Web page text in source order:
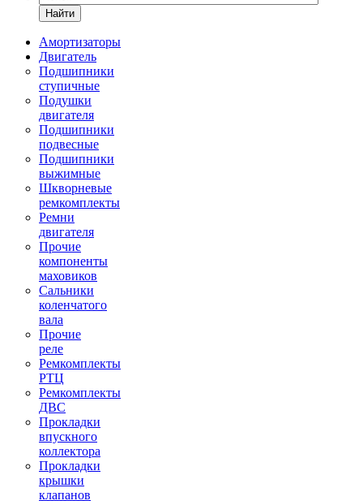
Найти
Амортизаторы
Двигатель
Подшипники
ступичные
Подушки
двигателя
Подшипники
подвесные
Подшипники
выжимные
Шкворневые
ремкомплекты
Ремни
двигателя
Прочие
компоненты
маховиков
Сальники
коленчатого
вала
Прочие
реле
Ремкомплекты
РТЦ
Ремкомплекты
ДВС
Прокладки
впускного
коллектора
Прокладки
крышки
клапанов